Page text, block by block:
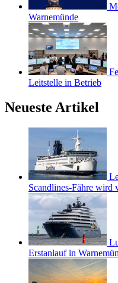
Warnemünde
Leitstelle in Betrieb
Neueste Artikel
Scandlines-Fähre wird
Erstanlauf in